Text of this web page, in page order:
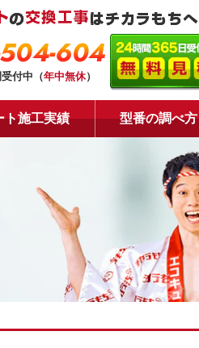
604
付中（年中無休）
ト施工実績 型番の調べ方